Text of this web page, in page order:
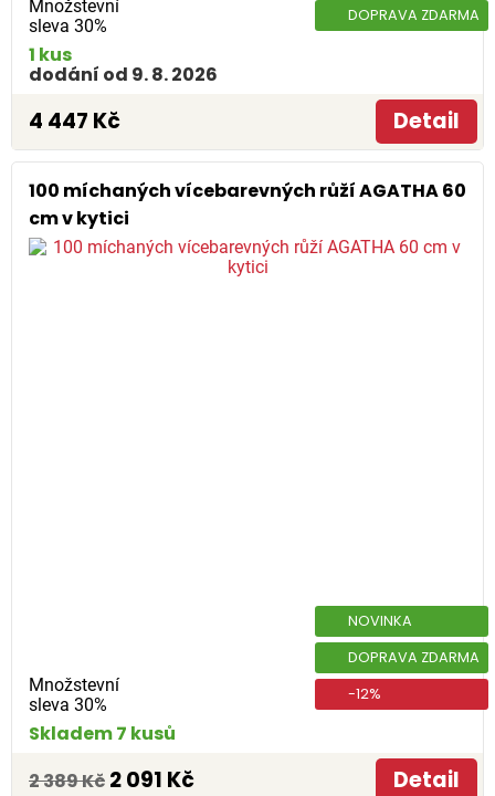
Množstevní
sleva 30%
DOPRAVA ZDARMA
1 kus
dodání od 9. 8. 2026
4 447 Kč Detail
100 míchaných vícebarevných růží AGATHA 60
cm v kytici
Množstevní
sleva 30%
NOVINKA
DOPRAVA ZDARMA
-12%
Skladem 7 kusů
2 389 Kč 2 091 Kč Detail